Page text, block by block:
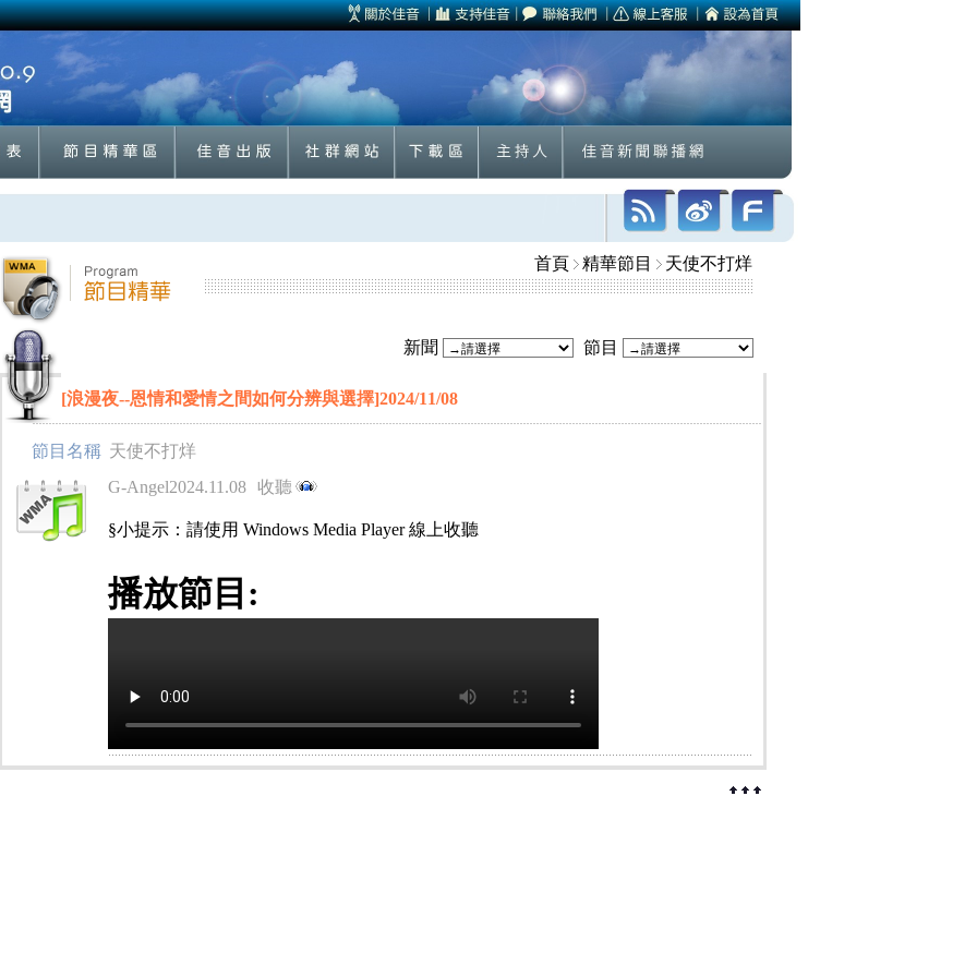
首頁 精華節目 天使不打烊
新聞 節目
[浪漫夜--恩情和愛情之間如何分辨與選擇]2024/11/08
節目名稱 天使不打烊
G-Angel2024.11.08
收聽
§小提示：請使用 Windows Media Player 線上收聽
播放節目: